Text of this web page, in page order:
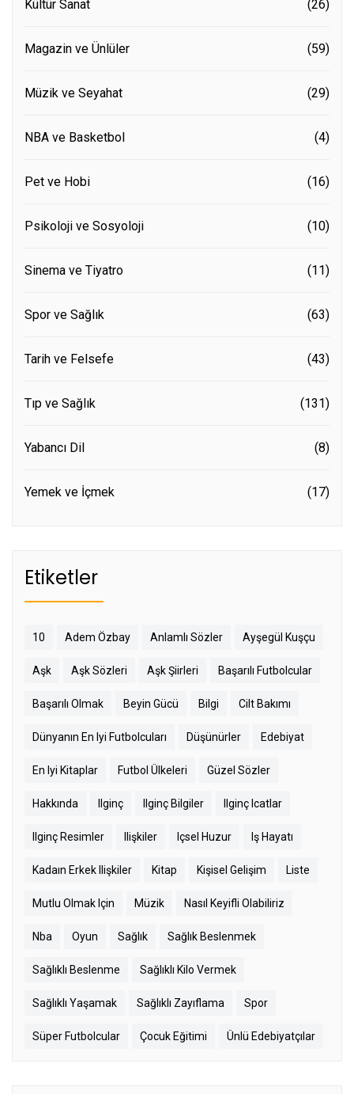
Kültür Sanat (26)
Magazin ve Ünlüler (59)
Müzik ve Seyahat (29)
NBA ve Basketbol (4)
Pet ve Hobi (16)
Psikoloji ve Sosyoloji (10)
Sinema ve Tiyatro (11)
Spor ve Sağlık (63)
Tarih ve Felsefe (43)
Tıp ve Sağlık (131)
Yabancı Dil (8)
Yemek ve İçmek (17)
Etiketler
10 Adem Özbay Anlamlı Sözler Ayşegül Kuşçu
Aşk Aşk Sözleri Aşk Şiirleri Başarılı Futbolcular
Başarılı Olmak Beyin Gücü Bilgi Cilt Bakımı
Dünyanın En Iyi Futbolcuları Düşünürler Edebiyat
En Iyi Kitaplar Futbol Ülkeleri Güzel Sözler
Hakkında Ilginç Ilginç Bilgiler Ilginç Icatlar
Ilginç Resimler Ilişkiler Içsel Huzur Iş Hayatı
Kadaın Erkek Ilişkiler Kitap Kişisel Gelişim Liste
Mutlu Olmak Için Müzik Nasıl Keyifli Olabiliriz
Nba Oyun Sağlık Sağlık Beslenmek
Sağlıklı Beslenme Sağlıklı Kilo Vermek
Sağlıklı Yaşamak Sağlıklı Zayıflama Spor
Süper Futbolcular Çocuk Eğitimi Ünlü Edebiyatçılar